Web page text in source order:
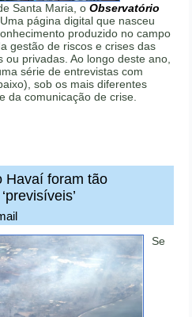
Santa Maria, oObservatório
Uma página digital que nasceu
produzido no campo
gestão de riscos e crises das
privadas. Ao longo deste ano,
série de entrevistas com
sob os mais diferentes
da comunicação de crise.
Havaí foram tão
Se